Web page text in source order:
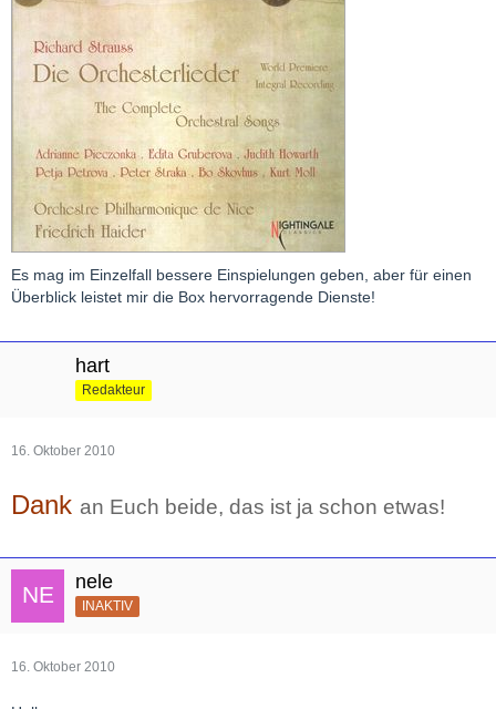
Es mag im Einzelfall bessere Einspielungen geben, aber für einen
Überblick leistet mir die Box hervorragende Dienste!
hart
Redakteur
16. Oktober 2010
Dank an Euch beide, das ist ja schon etwas!
nele
INAKTIV
16. Oktober 2010